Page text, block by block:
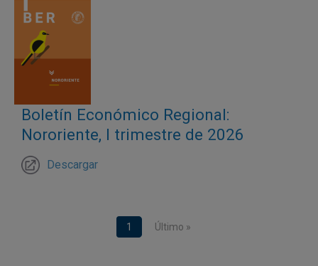
Boletín Económico Regional:
Nororiente, I trimestre de 2026
Descargar
Página actual
1 Última página
Último »